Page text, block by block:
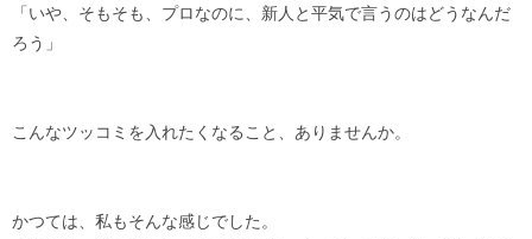
「いや、そもそも、プロなのに、新人と平気で言うのはどうなんだ
ろう」
こんなツッコミを入れたくなること、ありませんか。
かつては、私もそんな感じでした。